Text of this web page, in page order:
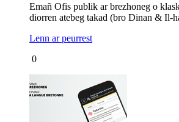
Emañ Ofis publik ar brezhoneg o
diorren atebeg takad (bro Dinan & Il-
Lenn ar peurrest
0